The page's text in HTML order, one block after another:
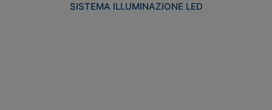
SISTEMA ILLUMINAZIONE LED